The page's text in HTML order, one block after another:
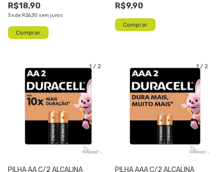
R$18,90
3xde R$6,30 sem juros
R$9,90
1 / 2
PILHA AA C/2 ALCALINA
1/ 2
PILHA AAA C/2 ALCALINA